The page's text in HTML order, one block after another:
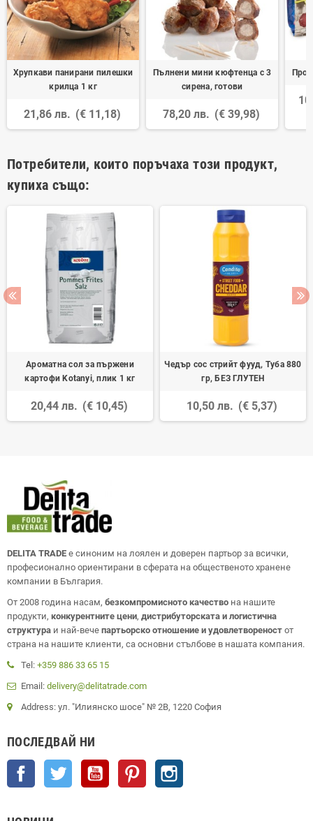
Хрупкави панирани пилешки
крилца 1 кг
21,86 лв. (€ 11,18)
Пълнени мини кюфтенца с 3
сирена, готови
78,20 лв. (€ 39,98)
Потребители, които поръчаха този продукт,
купиха също:
Ароматна сол за пържени
картофи Kotanyi, плик 1 кг
20,44 лв. (€ 10,45)
Чедър сос стрийт фууд, Туба 880
гр, БЕЗ ГЛУТЕН
10,50 лв. (€ 5,37)
DELITA TRADE е синоним на лоялен и доверен партьор за всички,
професионално ориентирани в сферата на общественото хранене
компании в България.
От 2008 година насам, безкомпромисното качество на нашите
продукти, конкурентните цени, дистрибуторската и логистична
структура и най-вече партьорско отношение и удовлетвореност от
страна на нашите клиенти, са основни стълбове в нашата компания.
Tel: +359 886 33 65 15
Email: delivery@delitatrade.com
Address: ул. "Илиянско шосе" № 2В, 1220 София
ПОСЛЕДВАЙ НИ
Facebook Twitter YouTube Pinterest